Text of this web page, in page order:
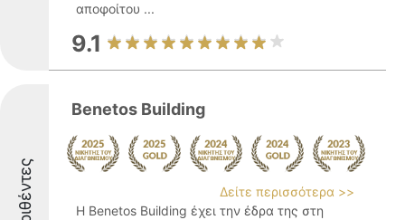
αποφοίτου ...
9.1
Benetos Building
Δείτε περισσότερα >>
Η Benetos Building έχει την έδρα της στη